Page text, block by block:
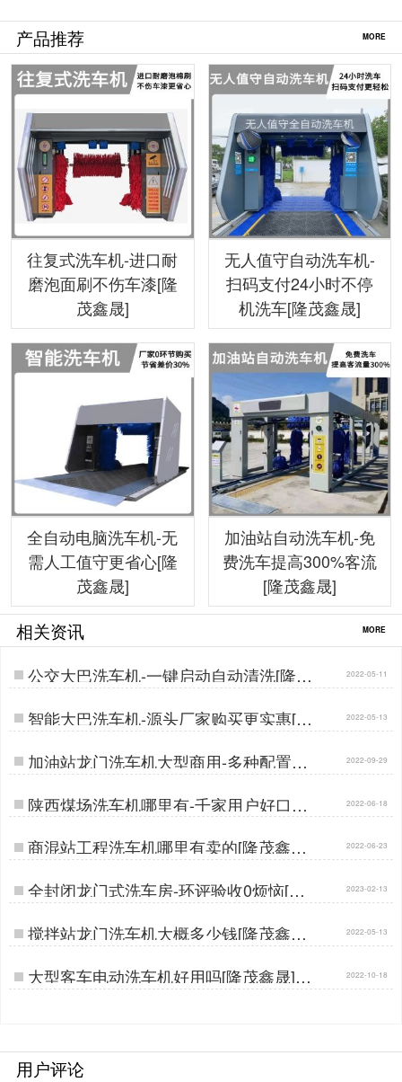
产品推荐 MORE
往复式洗车机-进口耐
磨泡面刷不伤车漆[隆
茂鑫晟]
无人值守自动洗车机-
扫码支付24小时不停
机洗车[隆茂鑫晟]
全自动电脑洗车机-无
需人工值守更省心[隆
茂鑫晟]
加油站自动洗车机-免
费洗车提高300%客流
[隆茂鑫晟]
相关资讯 MORE
公交大巴洗车机-一键启动自动清洗[隆茂
鑫晟]…
2022-05-11
智能大巴洗车机-源头厂家购买更实惠[隆
茂鑫晟]…
2022-05-13
加油站龙门洗车机大型商用-多种配置支
持定制[隆茂鑫晟]…
2022-09-29
陕西煤场洗车机哪里有-千家用户好口碑
厂家[隆茂鑫晟]…
2022-06-18
商混站工程洗车机哪里有卖的[隆茂鑫晟]
…
2022-06-23
全封闭龙门式洗车房-环评验收0烦恼[隆
茂鑫晟]…
2023-02-13
搅拌站龙门洗车机大概多少钱[隆茂鑫晟]
…
2022-05-13
大型客车电动洗车机好用吗[隆茂鑫晟]… 2022-10-18
用户评论